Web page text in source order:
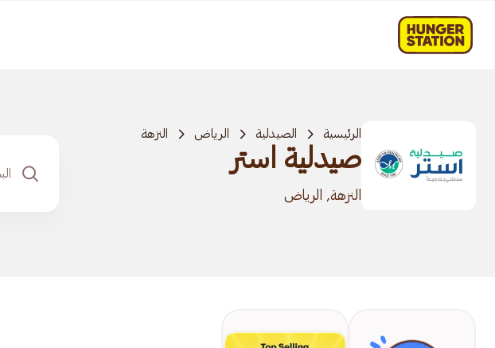
الرئيسية الصيدلية الرياض النزهة
صيدلية استر
النزهة, الرياض